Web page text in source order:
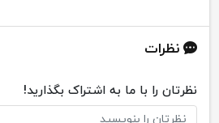
نظرات
نظرتان را با ما به اشتراک بگذارید!